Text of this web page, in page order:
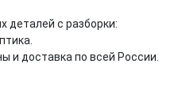
деталей с разборки:
и доставка по всей России.